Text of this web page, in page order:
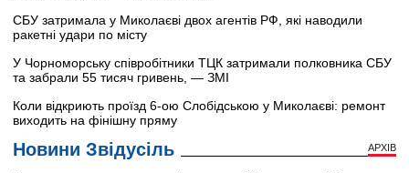
СБУ затримала у Миколаєві двох агентів РФ, які наводили
ракетні удари по місту
У Чорноморську співробітники ТЦК затримали полковника СБУ
та забрали 55 тисяч гривень, — ЗМІ
Коли відкриють проїзд 6-ою Слобідською у Миколаєві: ремонт
виходить на фінішну пряму
Новини Звідусіль АРХІВ